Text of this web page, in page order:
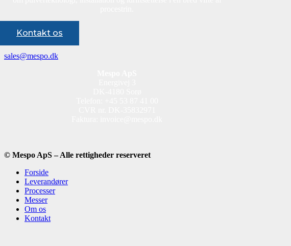
Kontakt os
sales@mespo.dk
© Mespo ApS – Alle rettigheder reserveret
Forside
Leverandører
Processer
Messer
Om os
Kontakt